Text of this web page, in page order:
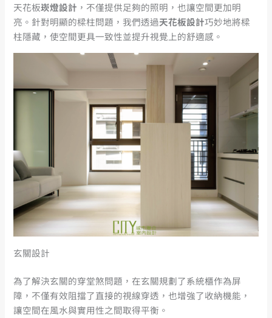
天花板崁燈設計 ，不僅提供足夠的照明，也讓空間更加明
亮。針對明顯的樑柱問題，我們透過天花板設計巧妙地將樑
柱隱藏，使空間更具一致性並提升視覺上的舒適感。
玄關設計
為了解決玄關的穿堂煞問題，在玄關規劃了系統櫃作為屏
障，不僅有效阻擋了直接的視線穿透，也增強了收納機能，
讓空間在風水與實用性之間取得平衡。